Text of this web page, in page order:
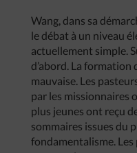
Wang, dans sa
le débat à un niveau
actuellement simple.
d’abord. La formation
mauvaise. Les
par les missionnaires
plus jeunes ont reçu
sommaires issues du
fondamentalisme. Les